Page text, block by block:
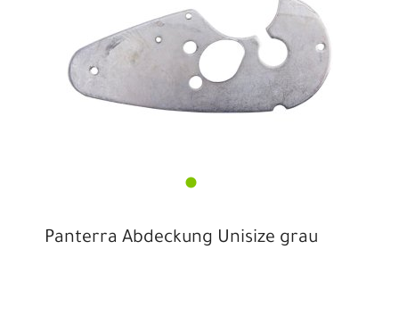
Panterra Abdeckung Unisize grau